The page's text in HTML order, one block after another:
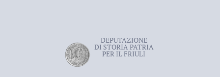
DEPUTAZIONE
DI STORIA PATRIA
PER IL FRIULI